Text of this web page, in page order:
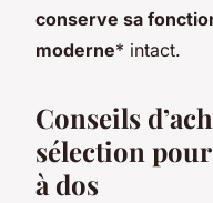
conserve sa
moderne* intact.
Conseils
sélection
à dos